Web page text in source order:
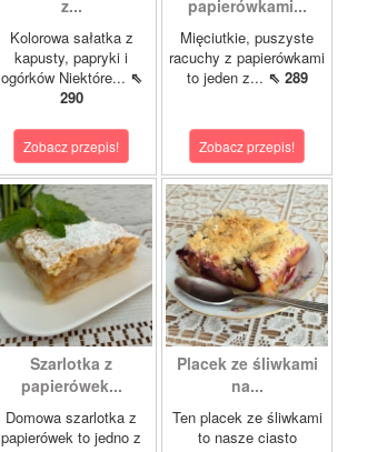
z...
Kolorowa sałatka z
kapusty, papryki i
ogórków Niektóre... ⇖
290
Zobacz przepis!
papierówkami...
Mięciutkie, puszyste
racuchy z papierówkami
to jeden z... ⇖ 289
Zobacz przepis!
Szarlotka z
papierówek...
Domowa szarlotka z
papierówek to jedno z
Placek ze śliwkami
na...
Ten placek ze śliwkami
to nasze ciasto